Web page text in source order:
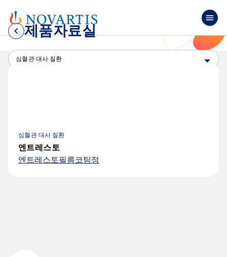
제품자료실
Select an option
심혈관 대사 질환
심혈관 대사 질환
엔트레스토
엔트레스토필름코팅정